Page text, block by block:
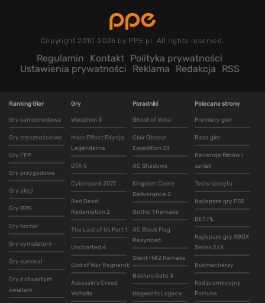
Copyright 2010-2026 by PPE.pl. All rights reserved.
Regulamin Kontakt Polityka prywatności
Ustawienia prywatności
Reklama Redakcja RSS
Ranking Gier
Gry samochodowe
Gry zręcznościowe
Gry FPP
Gry przygodowe
Gry akcji
Gry RPG
Gry horror
Gry symulatory
Gry survival
Gry z otwartym
światem
Gry
Wiedźmin 3
Mass Effect Edycja
Legendarna
GTA 5
Cyberpunk 2077
Red Dead
Redemption 2
The Last of Us Part 1
Uncharted 4
God of War Ragnarok
Assassin's Creed
Valhalla
Poradniki
Ghost of Yotei
Clair Obscur
Expedition 33
AC Shadows
Kingdom Come
Deliverance 2
Gothic 1 Remake
AC Black Flag
Resynced
Silent Hill 2 Remake
Baldurs Gate 3
Hogwarts Legacy
Polecane strony
Premiery gier
Baza gier
Recenzje filmów i
seriali
Testy sprzętu
Najlepsze gry PS5
BET.PL
Najlepsze gry XBOX
Series S i X
Bukmacherzy
Kod promocyjny
Fortuna